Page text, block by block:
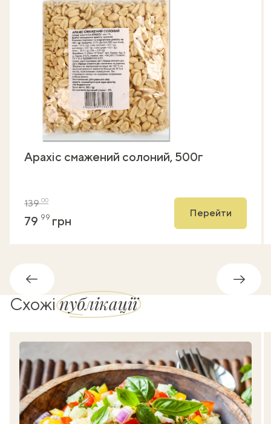
Арахіс смажений солоний, 500г
13900
79 99 грн
Перейти
Назад
Схожіпублікації